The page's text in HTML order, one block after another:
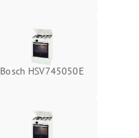
Bosch HSV745050E